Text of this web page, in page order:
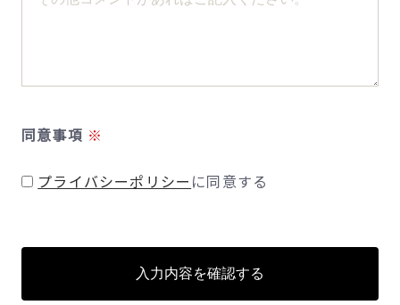
同意事項
プライバシーポリシー に同意する
入力内容を確認する